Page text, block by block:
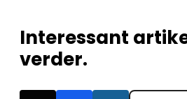
Interessant
verder.